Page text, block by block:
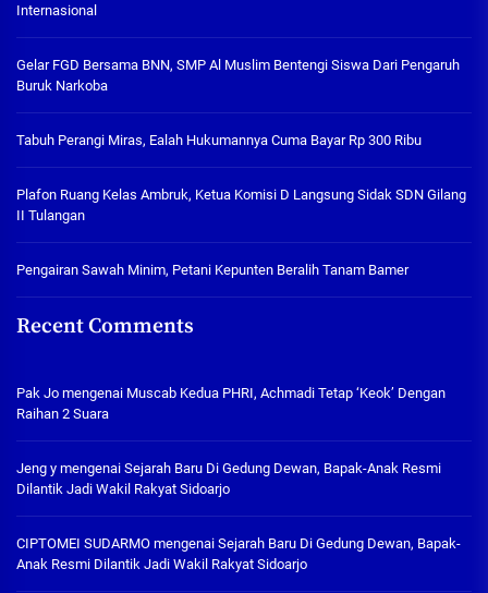
Internasional
Gelar FGD Bersama BNN, SMP Al Muslim Bentengi Siswa Dari Pengaruh
Buruk Narkoba
Tabuh Perangi Miras, Ealah Hukumannya Cuma Bayar Rp 300 Ribu
Plafon Ruang Kelas Ambruk, Ketua Komisi D Langsung Sidak SDN Gilang
II Tulangan
Pengairan Sawah Minim, Petani Kepunten Beralih Tanam Bamer
Recent Comments
Pak Jo mengenai Muscab Kedua PHRI, Achmadi Tetap ‘Keok’ Dengan
Raihan 2 Suara
Jeng y mengenai Sejarah Baru Di Gedung Dewan, Bapak-Anak Resmi
Dilantik Jadi Wakil Rakyat Sidoarjo
CIPTOMEI SUDARMO mengenai Sejarah Baru Di Gedung Dewan, Bapak-
Anak Resmi Dilantik Jadi Wakil Rakyat Sidoarjo